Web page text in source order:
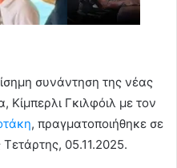
συνάντηση της νέας
Γκιλφόιλ με τον
, πραγματοποιήθηκε σε
05.11.2025.